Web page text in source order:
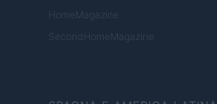
HomeMagazine
SecondHomeMagazine